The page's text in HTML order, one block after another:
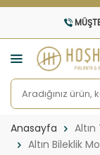
Anasayfa
Altın
Altın Bileklik